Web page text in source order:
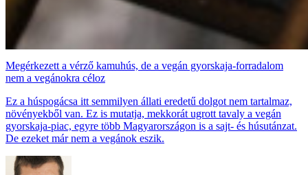
Megérkezett a vérző kamuhús, de a vegán gyorskaja-forradalom
nem a vegánokra céloz
Ez a húspogácsa itt semmilyen állati eredetű dolgot nem tartalmaz,
növényekből van. Ez is mutatja, mekkorát ugrott tavaly a vegán
gyorskaja-piac, egyre több Magyarországon is a sajt- és húsutánzat.
De ezeket már nem a vegánok eszik.